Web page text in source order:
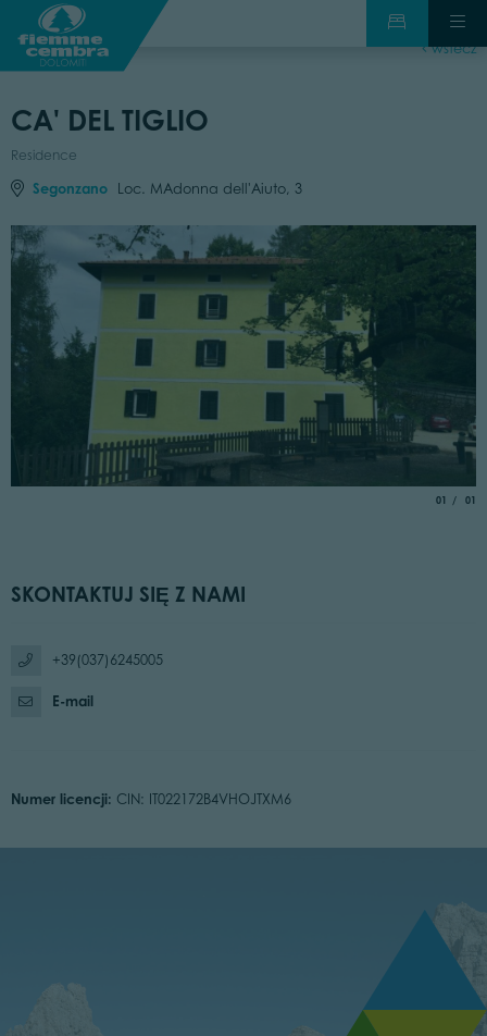
wstecz
CA' DEL TIGLIO
Residence
Segonzano Loc. MAdonna dell'Aiuto, 3
01 of
01
SKONTAKTUJ SIĘ Z NAMI
+39(037)6245005
E-mail
Numer licencji: CIN: IT022172B4VHOJTXM6